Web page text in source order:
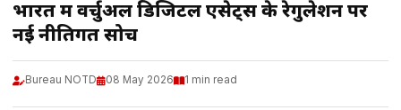
भारत में वर्चुअल डिजिटल एसेट्स के रेगुलेशन पर
नई नीतिगत सोच
Bureau NOTD 08 May 2026 1 min read